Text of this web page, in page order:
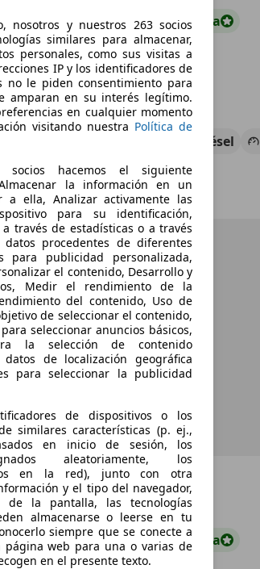
€ 28.466 Súper oferta
Diésel
€ 25.4101 Súperoferta
nosotros y nuestros 263 socios
similares para almacenar,
personales, como sus visitas a
IP y los identificadores de
no le piden consentimiento para
amparan en su interés legítimo.
en cualquier momento
visitando nuestra Política de
socios hacemos el siguiente
la información en un
a ella, Analizar activamente las
para su identificación,
través de estadísticas o a través
procedentes de diferentes
para publicidad personalizada,
el contenido, Desarrollo y
Medir el rendimiento de la
del contenido, Uso de
de seleccionar el contenido,
seleccionar anuncios básicos,
la selección de contenido
de localización geográfica
para seleccionar la publicidad
de dispositivos o los
similares características (p. ej.,
en inicio de sesión, los
aleatoriamente, los
en la red), junto con otra
y el tipo del navegador,
la pantalla, las tecnologías
almacenarse o leerse en tu
siempre que se conecte a
web para una o varias de
en el presente texto.